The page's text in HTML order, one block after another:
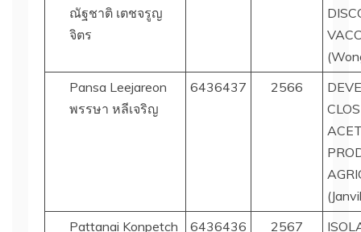
ณัฐชาติ เตชจรูญ
จิตร
Pansa Leejareon
พรรษา หลีเจริญ
6436437 2566
Pattanai Konpetch
6436436 2567